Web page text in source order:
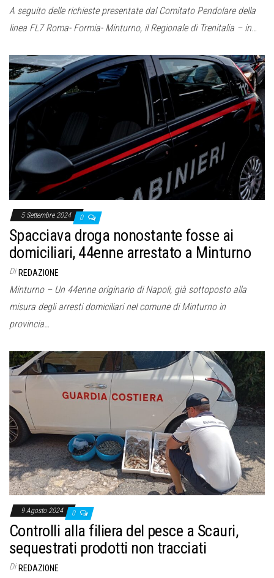
A seguito delle richieste presentate dal Comitato Pendolare della
linea FL7 Roma- Formia- Minturno, il Regionale di Trenitalia – in…
5 Settembre 2024 0
Spacciava droga nonostante fosse ai
domiciliari, 44enne arrestato a Minturno
Di REDAZIONE
Minturno – Un 44enne originario di Napoli, già sottoposto alla
misura degli arresti domiciliari nel comune di Minturno in
provincia…
9 Agosto 2024 0
Controlli alla filiera del pesce a Scauri,
sequestrati prodotti non tracciati
Di REDAZIONE